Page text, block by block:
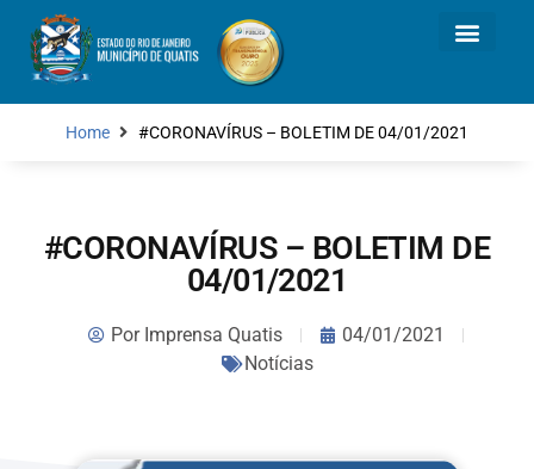
Home #CORONAVÍRUS – BOLETIM DE 04/01/2021
#CORONAVÍRUS – BOLETIM DE
04/01/2021
PorImprensa Quatis
04/01/2021
Notícias